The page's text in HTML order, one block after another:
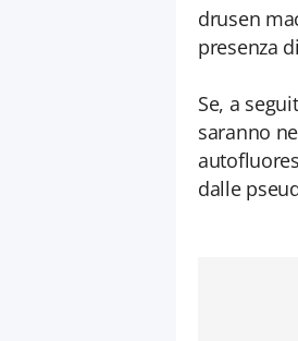
drusen
presenza
Se, a
saranno
dalle